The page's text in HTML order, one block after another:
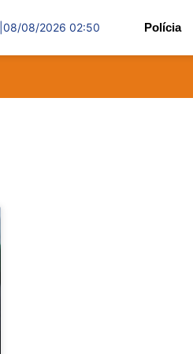
08/08/2026 02:50 Polícia